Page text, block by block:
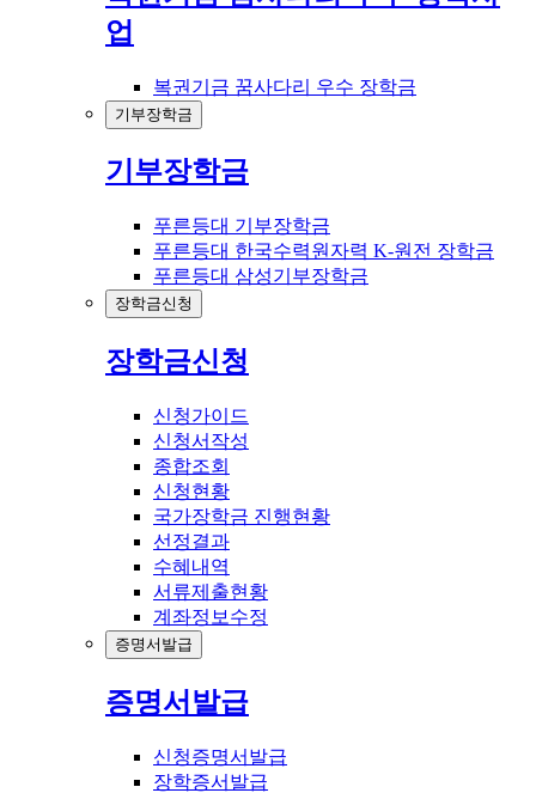
업
복권기금 꿈사다리 우수 장학금
기부장학금
기부장학금
푸른등대 기부장학금
푸른등대 한국수력원자력 K-원전 장학금
푸른등대 삼성기부장학금
장학금신청
장학금신청
신청가이드
신청서작성
종합조회
신청현황
국가장학금 진행현황
선정결과
수혜내역
서류제출현황
계좌정보수정
증명서발급
증명서발급
신청증명서발급
장학증서발급